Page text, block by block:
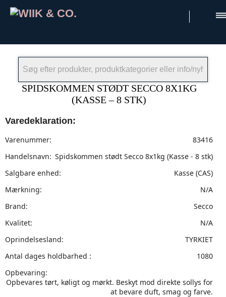
SPIDSKOMMEN STØDT SECCO 8X1KG
(KASSE – 8 STK)
Varedeklaration:
Varenummer:
83416
Handelsnavn: Spidskommen stødt Secco 8x1kg (Kasse - 8 stk)
Salgbare enhed:
Kasse (CAS)
Mærkning:
N/A
Brand:
Secco
Kvalitet:
N/A
Oprindelsesland:
TYRKIET
Antal dages holdbarhed :
1080
Opbevaring:
Opbevares tørt, køligt og mørkt. Beskyt mod direkte sollys for
at bevare duft, smag og farve.